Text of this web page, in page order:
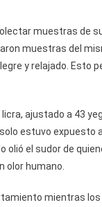
muestras de
muestras del
y relajado. Esto
ajustado a 43
estuvo
el sudor de
olor humano.
mientras